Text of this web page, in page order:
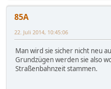
85A
22. Juli 2014, 10:45:06
Man wird sie sicher nicht neu
Grundzügen werden sie also
Straßenbahnzeit stammen.